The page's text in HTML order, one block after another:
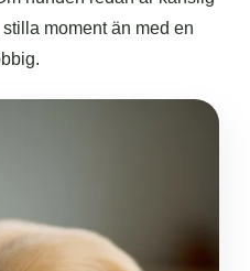
moment än med en